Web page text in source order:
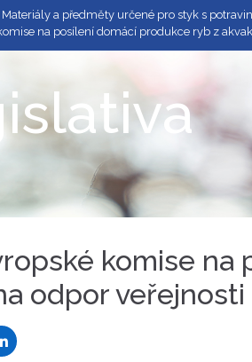
Materiály a předměty určené pro styk s
na posílení domácí produkce ryb z
komise
odpor